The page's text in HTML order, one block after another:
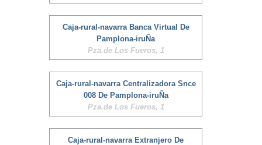
Caja-rural-navarra Banca Virtual De
Pamplona-iruÑa
Pza.de Los Fueros, 1
Caja-rural-navarra Centralizadora Snce
008 De Pamplona-iruÑa
Pza.de Los Fueros, 1
Caja-rural-navarra Extranjero De